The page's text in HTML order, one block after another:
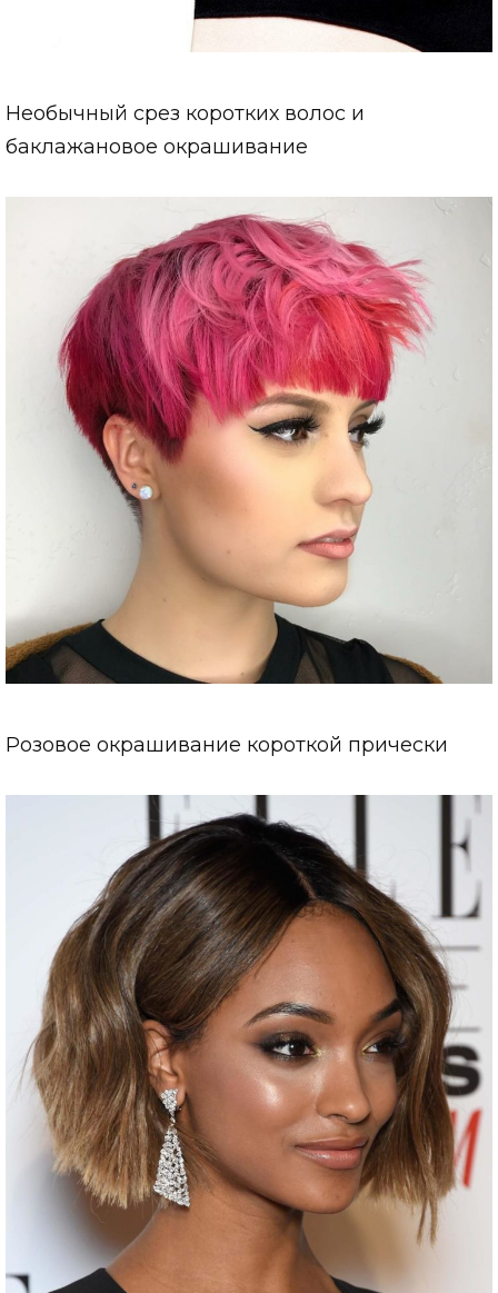
Необычный срез коротких волос и
баклажановое окрашивание
Розовое окрашивание короткой прически